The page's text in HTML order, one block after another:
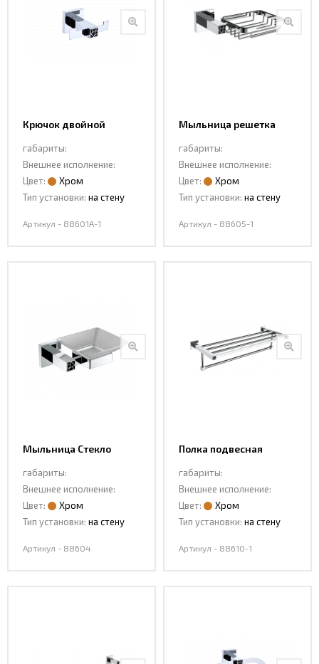
Крючок двойной
габариты:
Внешнее исполнение:
Цвет:
Хром
Тип установки: на стену
Артикул - 88601A-1
Мыльница решетка
габариты:
Внешнее исполнение:
Цвет:
Хром
Тип установки: на стену
Артикул - 88605-1
Мыльница Стекло
габариты:
Внешнее исполнение:
Цвет:
Хром
Тип установки: на стену
Артикул - 88604
Полка подвесная
габариты:
Внешнее исполнение:
Цвет:
Хром
Тип установки: на стену
Артикул - 88610-1